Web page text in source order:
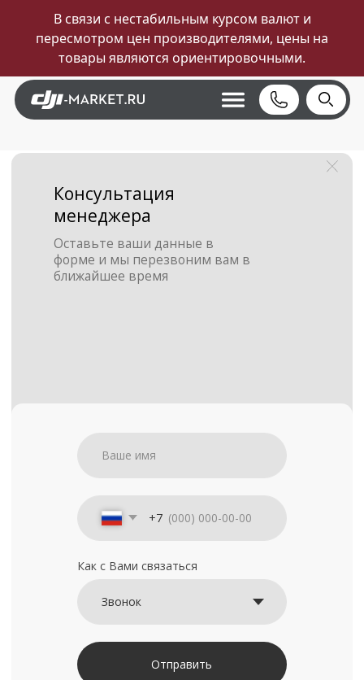
В связи с нестабильным курсом валют и
пересмотром цен производителями, цены на
товары являются ориентировочными.
менеджера
форме и мы перезвоним вам в
ближайшее время
информации